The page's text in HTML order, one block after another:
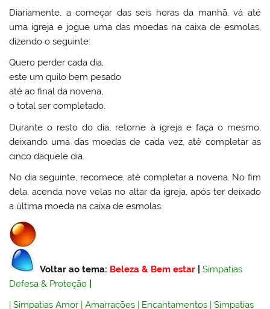
Diariamente, a começar das seis horas da manhã, vá até
uma igreja e jogue uma das moedas na caixa de esmolas,
dizendo o seguinte:
Quero perder cada dia,
este um quilo bem pesado
até ao final da novena,
o total ser completado.
Durante o resto do dia, retorne à igreja e faça o mesmo,
deixando uma das moedas de cada vez, até completar as
cinco daquele dia.
No dia seguinte, recomece, até completar a novena. No fim
dela, acenda nove velas no altar da igreja, após ter deixado
a última moeda na caixa de esmolas.
Voltar ao tema: Beleza & Bem estar
Simpatias
Defesa & Proteção
|Simpatias Amor |Amarrações | Encantamentos |Simpatias